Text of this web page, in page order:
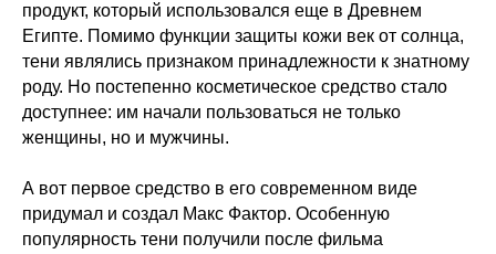
продукт, который использовался еще в Древнем
Египте. Помимо функции защиты кожи век от солнца,
тени являлись признаком принадлежности к знатному
роду. Но постепенно косметическое средство стало
доступнее: им начали пользоваться не только
женщины, но и мужчины.
А вот первое средство в его современном виде
придумал и создал Макс Фактор. Особенную
популярность тени получили после фильма